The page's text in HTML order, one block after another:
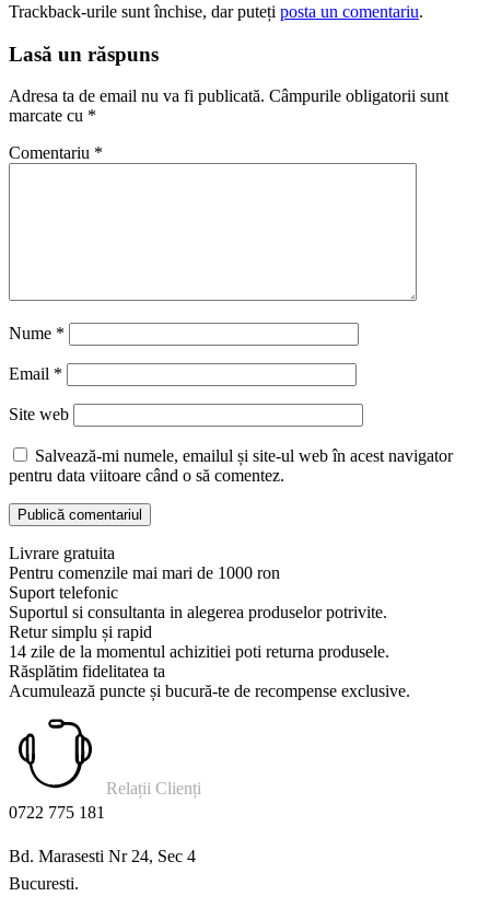
Trackback-urile sunt închise, dar puteți posta un comentariu.
Lasă un răspuns
Adresa ta de email nu va fi publicată. Câmpurile obligatorii sunt
marcate cu *
Comentariu *
Nume *
Email *
Site web
Salvează-mi numele, emailul și site-ul web în acest navigator
pentru data viitoare când o să comentez.
Livrare gratuita
Pentru comenzile mai mari de 1000 ron
Suport telefonic
Suportul si consultanta in alegerea produselor potrivite.
Retur simplu și rapid
14 zile de la momentul achizitiei poti returna produsele.
Răsplătim fidelitatea ta
Acumulează puncte și bucură-te de recompense exclusive.
Relații Clienți
0722 775 181
Bd. Marasesti Nr 24, Sec 4
Bucuresti.